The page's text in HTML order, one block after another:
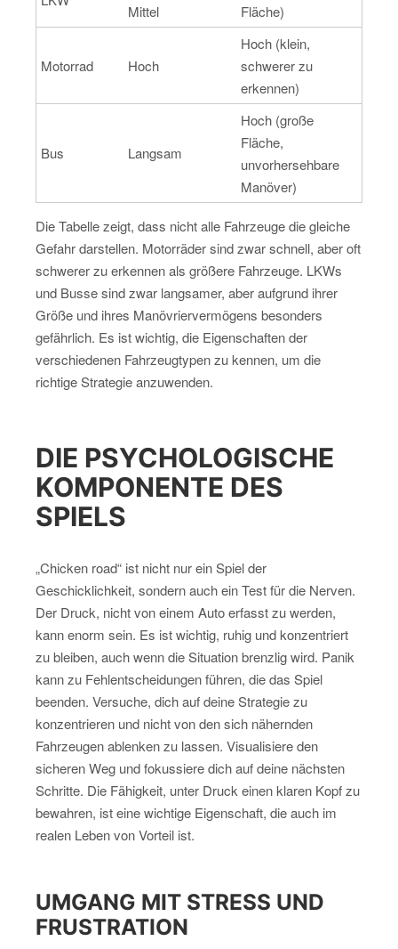
Mittel Fläche)
Motorrad Hoch
Hoch (klein,
schwerer zu
erkennen)
Bus Langsam
Hoch (große
Fläche,
unvorhersehbare
Manöver)
Die Tabelle zeigt, dass nicht alle Fahrzeuge die gleiche
Gefahr darstellen. Motorräder sind zwar schnell, aber oft
schwerer zu erkennen als größere Fahrzeuge. LKWs
und Busse sind zwar langsamer, aber aufgrund ihrer
Größe und ihres Manövriervermögens besonders
gefährlich. Es ist wichtig, die Eigenschaften der
verschiedenen Fahrzeugtypen zu kennen, um die
richtige Strategie anzuwenden.
DIE PSYCHOLOGISCHE
KOMPONENTE DES
SPIELS
„Chicken road“ ist nicht nur ein Spiel der
Geschicklichkeit, sondern auch ein Test für die Nerven.
Der Druck, nicht von einem Auto erfasst zu werden,
kann enorm sein. Es ist wichtig, ruhig und konzentriert
zu bleiben, auch wenn die Situation brenzlig wird. Panik
kann zu Fehlentscheidungen führen, die das Spiel
beenden. Versuche, dich auf deine Strategie zu
konzentrieren und nicht von den sich nähernden
Fahrzeugen ablenken zu lassen. Visualisiere den
sicheren Weg und fokussiere dich auf deine nächsten
Schritte. Die Fähigkeit, unter Druck einen klaren Kopf zu
bewahren, ist eine wichtige Eigenschaft, die auch im
realen Leben von Vorteil ist.
UMGANG MIT STRESS UND
FRUSTRATION